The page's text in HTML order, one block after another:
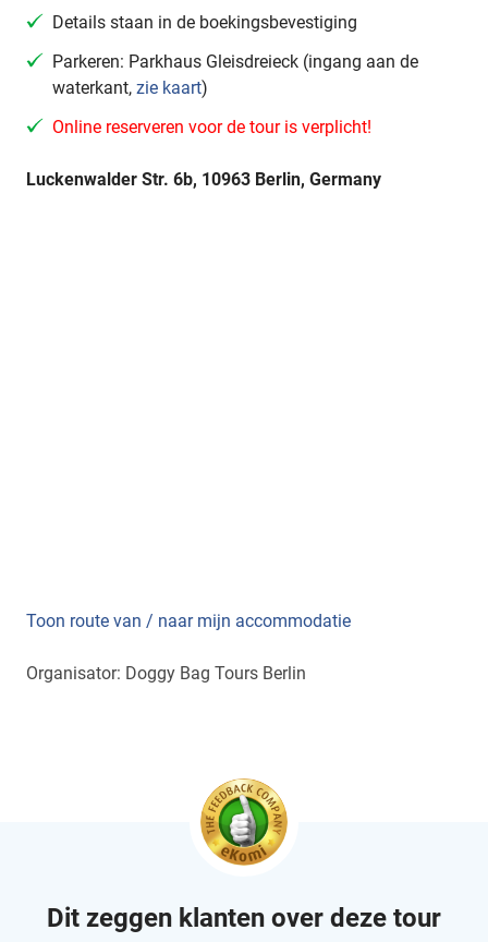
Details staan in de boekingsbevestiging
Parkeren: Parkhaus Gleisdreieck (ingang aan de
waterkant, zie kaart)
Online reserveren voor de tour is verplicht!
Luckenwalder Str. 6b, 10963 Berlin, Germany
Toon route van / naar mijn accommodatie
Organisator: Doggy Bag Tours Berlin
Dit zeggen klanten over deze tour